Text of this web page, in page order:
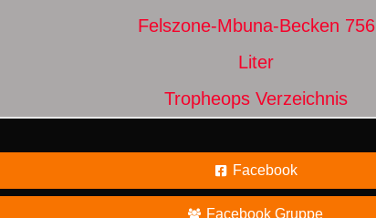
Felszone-Mbuna-Becken 756
Liter
Tropheops Verzeichnis
Facebook
Facebook Gruppe